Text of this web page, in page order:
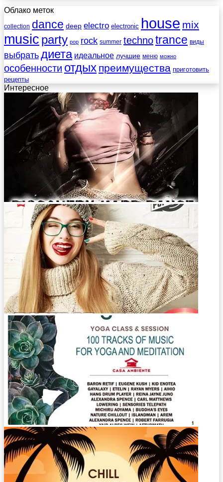
Облако меток
collection dance deep electro electronic house mix
music party pop rock summer technotrance виды
выбратьдиета идеальное лучшие меню можно
особенности отдых преимущества приготовить
рецепты
Интересное